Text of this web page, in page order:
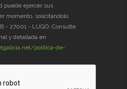
puede ejercer sus
momento, solicitándolo
- 27001 - LUGO. Consulte
y detallada en
política-de-